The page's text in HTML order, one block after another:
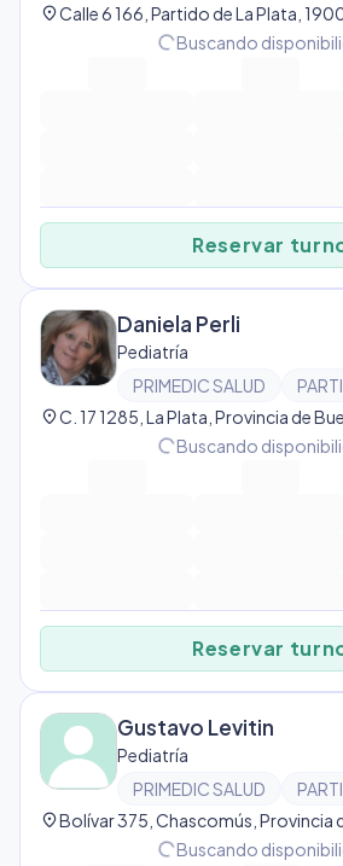
location_on
progress_activityBuscando
Reservar
Daniela Perli
Pediatría
PRIMEDIC SALUD
location_on
progress_activityBuscando
Reservar
Gustavo Levitin
Pediatría
PRIMEDIC SALUD
location_on
progress_activityBuscando